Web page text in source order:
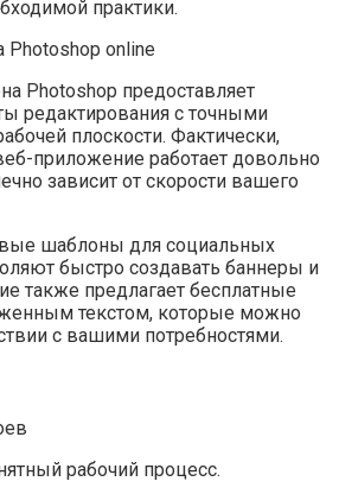
практики.
Photoshop предоставляет
редактирования с точными
плоскости. Фактически,
приложение работает довольно
зависит от скорости вашего
шаблоны для социальных
быстро создавать баннеры и
также предлагает бесплатные
текстом, которые можно
с вашими потребностями.
рабочий процесс.